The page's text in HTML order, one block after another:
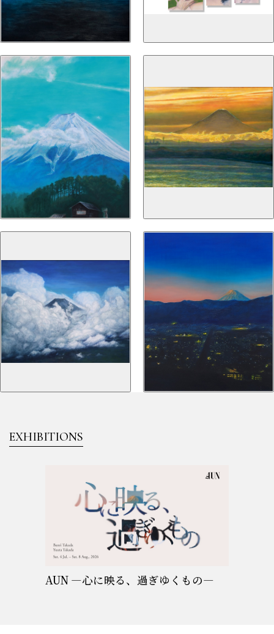
EXHIBITIONS
AUN ―心に映る、過ぎゆくもの―